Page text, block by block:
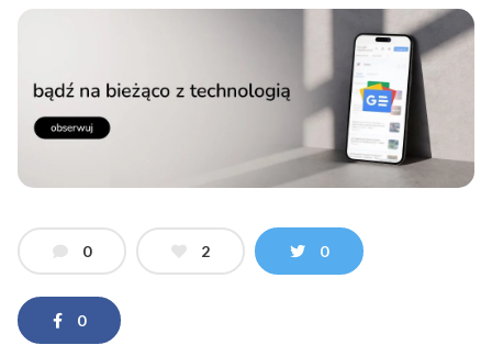
0 2 0
0